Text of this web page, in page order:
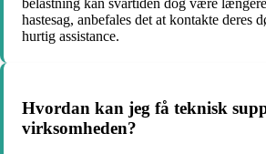
belastning kan svartiden dog være
hastesag, anbefales det at kontakte deres
hurtig assistance.
Hvordan kan jeg få teknisk
virksomheden?